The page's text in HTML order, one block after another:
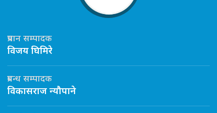
प्रधान सम्पादक
विजय घिमिरे
प्रबन्ध सम्पादक
विकासराज न्यौपाने